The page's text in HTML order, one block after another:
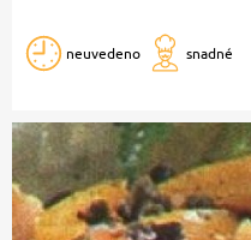
neuvedeno snadné